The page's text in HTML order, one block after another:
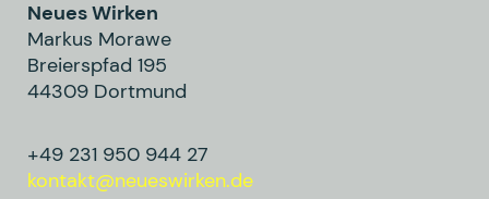
Neues Wirken
Markus Morawe
Breierspfad 195
44309 Dortmund
+49 231 950 944 27
kontakt@neueswirken.de